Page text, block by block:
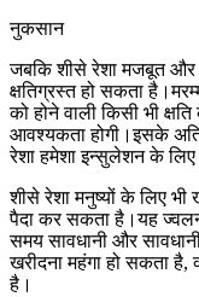
नुकसान
जबकि शीसे रेशा मजबूत और
क्षतिग्रस्त हो सकता
को होने वाली किसी भी
आवश्यकता होगी।इसके
रेशा हमेशा इन्सुलेशन के लिए
शीसे रेशा मनुष्यों के लिए
पैदा कर सकता है।यह
समय सावधानी और
खरीदना महंगा हो सकता है,
है।